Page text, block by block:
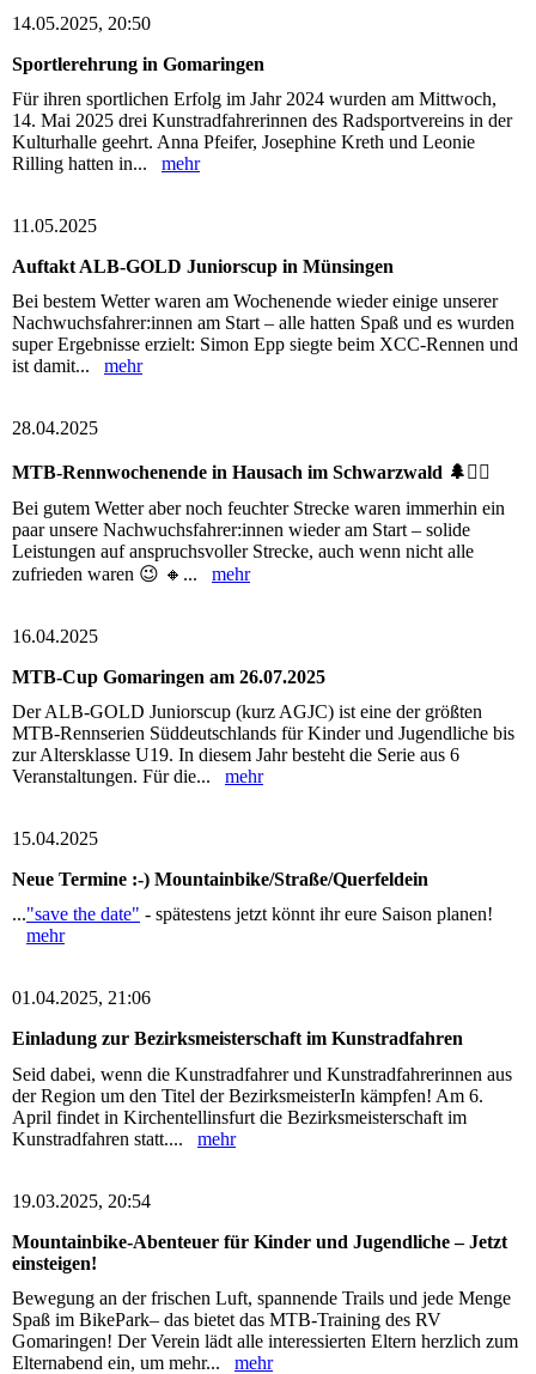
14.05.2025, 20:50
Sportlerehrung in Gomaringen
Für ihren sportlichen Erfolg im Jahr 2024 wurden am Mittwoch,
14. Mai 2025 drei Kunstradfahrerinnen des Radsportvereins in der
Kulturhalle geehrt. Anna Pfeifer, Josephine Kreth und Leonie
Rilling hatten in... mehr
11.05.2025
Auftakt ALB-GOLD Juniorscup in Münsingen
Bei bestem Wetter waren am Wochenende wieder einige unserer
Nachwuchsfahrer:innen am Start – alle hatten Spaß und es wurden
super Ergebnisse erzielt: Simon Epp siegte beim XCC-Rennen und
ist damit... mehr
28.04.2025
MTB-Rennwochenende in Hausach im Schwarzwald 🌲🚴‍♂️
Bei gutem Wetter aber noch feuchter Strecke waren immerhin ein
paar unsere Nachwuchsfahrer:innen wieder am Start – solide
Leistungen auf anspruchsvoller Strecke, auch wenn nicht alle
zufrieden waren 😉 🔸... mehr
16.04.2025
MTB-Cup Gomaringen am 26.07.2025
Der ALB-GOLD Juniorscup (kurz AGJC) ist eine der größten
MTB-Rennserien Süddeutschlands für Kinder und Jugendliche bis
zur Altersklasse U19. In diesem Jahr besteht die Serie aus 6
Veranstaltungen. Für die... mehr
15.04.2025
Neue Termine :-) Mountainbike/Straße/Querfeldein
..."save the date" - spätestens jetzt könnt ihr eure Saison planen!
mehr
01.04.2025, 21:06
Einladung zur Bezirksmeisterschaft im Kunstradfahren
Seid dabei, wenn die Kunstradfahrer und Kunstradfahrerinnen aus
der Region um den Titel der BezirksmeisterIn kämpfen! Am 6.
April findet in Kirchentellinsfurt die Bezirksmeisterschaft im
Kunstradfahren statt.... mehr
19.03.2025, 20:54
Mountainbike-Abenteuer für Kinder und Jugendliche – Jetzt
einsteigen!
Bewegung an der frischen Luft, spannende Trails und jede Menge
Spaß im BikePark– das bietet das MTB-Training des RV
Gomaringen! Der Verein lädt alle interessierten Eltern herzlich zum
Elternabend ein, um mehr... mehr